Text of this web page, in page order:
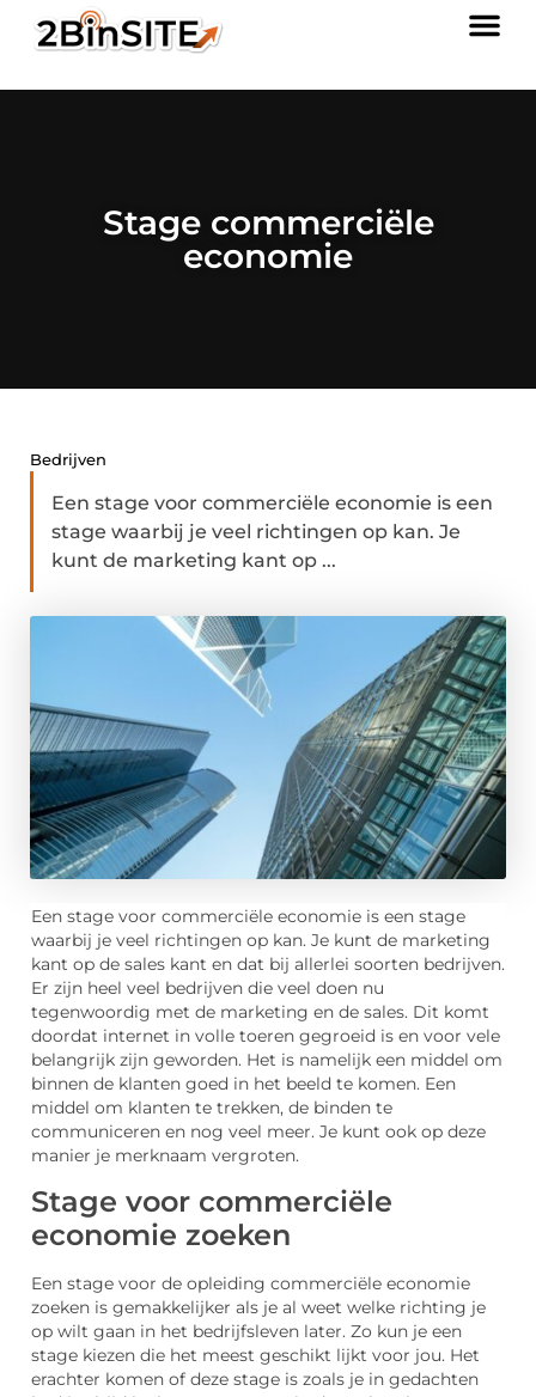
Stage commerciële
economie
Bedrijven
Een stage voor commerciële economie is een
stage waarbij je veel richtingen op kan. Je
kunt de marketing kant op ...
Een stage voor commerciële economie is een stage
waarbij je veel richtingen op kan. Je kunt de marketing
kant op de sales kant en dat bij allerlei soorten bedrijven.
Er zijn heel veel bedrijven die veel doen nu
tegenwoordig met de marketing en de sales. Dit komt
doordat internet in volle toeren gegroeid is en voor vele
belangrijk zijn geworden. Het is namelijk een middel om
binnen de klanten goed in het beeld te komen. Een
middel om klanten te trekken, de binden te
communiceren en nog veel meer. Je kunt ook op deze
manier je merknaam vergroten.
Stage voor commerciële
economie zoeken
Een stage voor de opleiding commerciële economie
zoeken is gemakkelijker als je al weet welke richting je
op wilt gaan in het bedrijfsleven later. Zo kun je een
stage kiezen die het meest geschikt lijkt voor jou. Het
erachter komen of deze stage is zoals je in gedachten